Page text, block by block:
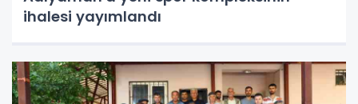
ihalesi yayımlandı